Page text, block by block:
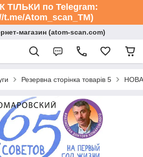
ТІЛЬКИ по Telegram:
t.me/Atom_scan_TM)
магазин (atom-scan.com)
Резервна сторінка товарів 5 НОВА